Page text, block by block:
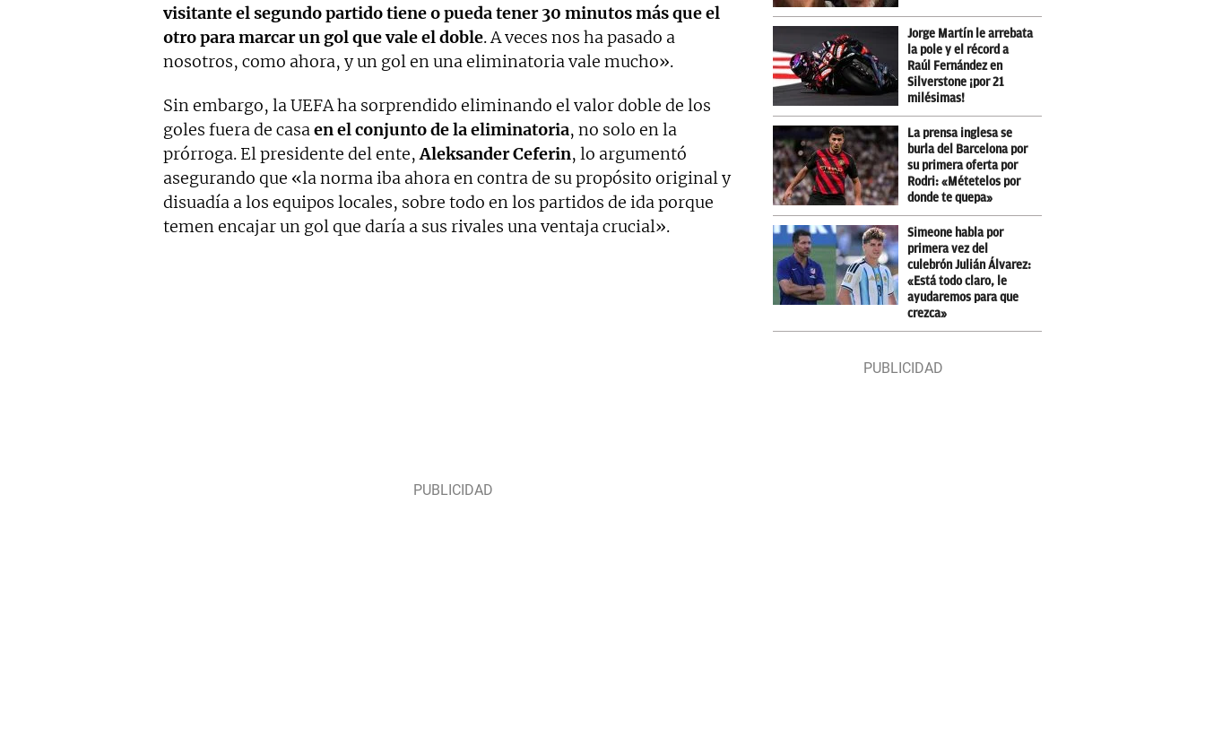
visitante el segundo partido tiene o pueda tener 30 minutos más que el
otro para marcar un gol que vale el doble. A veces nos ha pasado a
nosotros, como ahora, y un gol en una eliminatoria vale mucho».
Sin embargo, la UEFA ha sorprendido eliminando el valor doble de los
goles fuera de casaen el conjunto de la eliminatoria, no solo en la
prórroga. El presidente del ente,Aleksander Ceferin, lo argumentó
asegurando que «la norma iba ahora en contra de su propósito original y
disuadía a los equipos locales, sobre todo en los partidos de ida porque
temen encajar un gol que daría a sus rivales una ventaja crucial».
Jorge Martín le arrebata
la pole y el récord a
Raúl Fernández en
Silverstone ¡por 21
milésimas!
La prensa inglesa se
burla del Barcelona por
su primera oferta por
Rodri: «Métetelos por
donde te quepa»
Simeone habla por
primera vez del
culebrón Julián Álvarez:
«Está todo claro, le
ayudaremos para que
crezca»